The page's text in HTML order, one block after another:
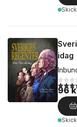
idag
5,0
96